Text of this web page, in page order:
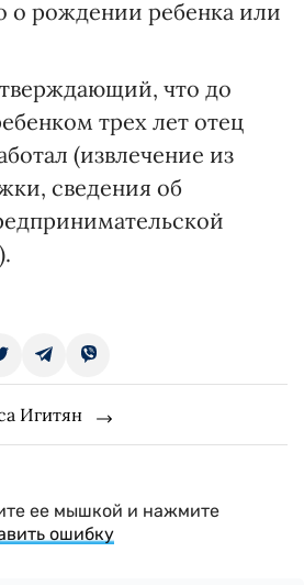
о рождении ребенка или
что до
трех лет отец
(извлечение из
сведения об
Игитян
ее мышкой и нажмите
ошибку